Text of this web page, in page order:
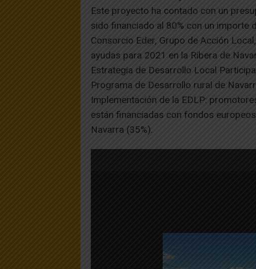
Este proyecto ha contado con un
sido financiado al 80% con un importe
Consorcio Eder, Grupo de Acción
ayudas para 2021 en la Ribera de
Estrategia de Desarrollo Local
Programa de Desarrollo rural de
Implementación de la EDLP:
están financiadas con fondos
Navarra (35%).